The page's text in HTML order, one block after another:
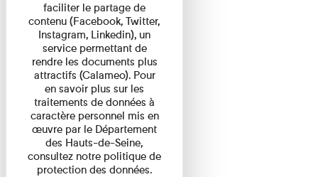
faciliter le partage de
contenu (Facebook, Twitter,
Instagram, Linkedin), un
service permettant de
rendre les documents plus
attractifs (Calameo). Pour
en savoir plus sur les
traitements de données à
caractère personnel mis en
œuvre par le Département
des Hauts-de-Seine,
consultez notre politique de
protection des données.